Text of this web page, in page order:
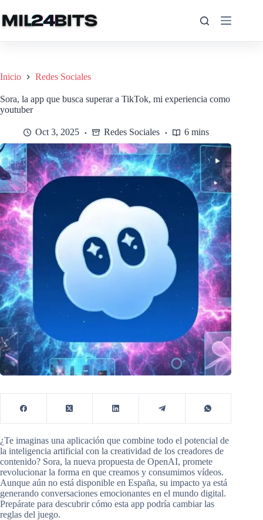
al
contenido
Inicio Redes Sociales
Sora, la app que busca superar a TikTok, mi experiencia como
youtuber
Oct 3, 2025 Redes Sociales 6 mins
¿Te imaginas una aplicación que combine todo el potencial de
la inteligencia artificial con la creatividad de los creadores de
contenido? Sora, la nueva propuesta de OpenAI, promete
revolucionar la forma en que creamos y consumimos vídeos.
Aunque aún no está disponible en España, su impacto ya está
generando conversaciones emocionantes en el mundo digital.
Prepárate para descubrir cómo esta app podría cambiar las
reglas del juego.